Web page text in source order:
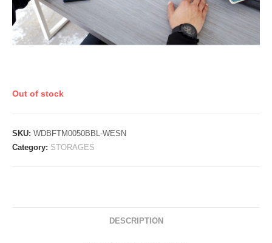
Out of stock
SKU: WDBFTM0050BBL-WESN
Category: STORAGES
DESCRIPTION